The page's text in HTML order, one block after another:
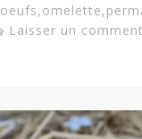
oeufs,omelette,
Laisser un